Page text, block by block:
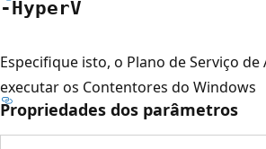
-HyperV
Especifique isto, o Plano de Serviço de
executar os Contentores do Windows
Propriedades dos parâmetros